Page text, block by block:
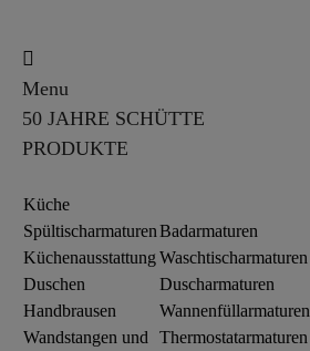
Menu
50 JAHRE SCHÜTTE
PRODUKTE
Küche
Spültischarmaturen
Küchenausstattung
Duschen
Handbrausen
Wandstangen und
Badarmaturen
Waschtischarmaturen
Duscharmaturen
Wannenfüllarmaturen
Thermostatarmaturen